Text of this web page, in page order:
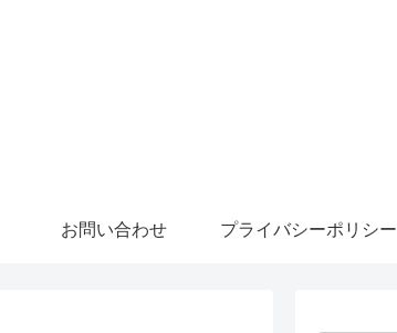
お問い合わせ プライバシーポリシー